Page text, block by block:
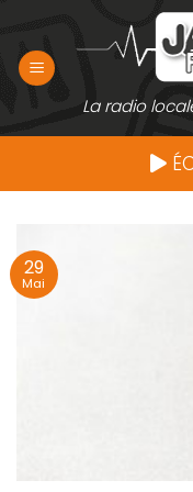
contenu
La radio
29
Mai